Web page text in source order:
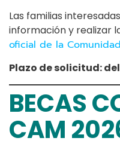
Las familias
información y realizar
oficial de la
Plazo de solicitud:
BECAS
CAM